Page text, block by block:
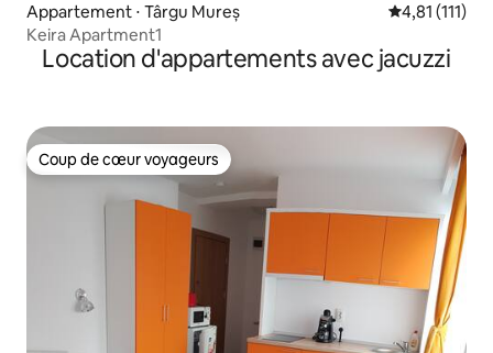
Appartement ⋅ Târgu Mureș Évaluation
4,81 (111)
Keira Apartment1
Location d'appartements avec jacuzzi
Coup de cœur voyageurs
Coup de cœur voyageurs